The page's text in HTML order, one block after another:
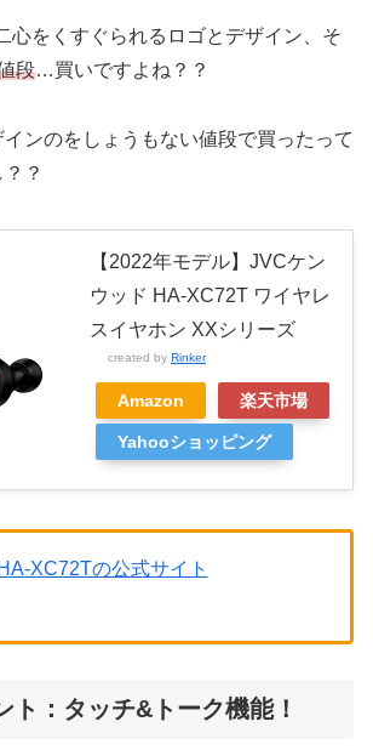
心をくすぐられるロゴとデザイン、そ
段…買いですよね？？
ンのをしょうもない値段で買ったって
？
【2022年モデル】JVCケン
ウッド HA-XC72T ワイヤレ
スイヤホン XXシリーズ
created by Rinker
Amazon 楽天市場
Yahooショッピング
HA-XC72Tの公式サイト
ト：タッチ&トーク機能！